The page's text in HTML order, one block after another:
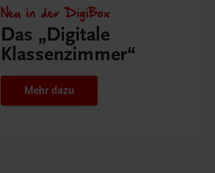
Neu in der DigiBox
Das „Digitale
Klassenzimmer“
Mehr dazu